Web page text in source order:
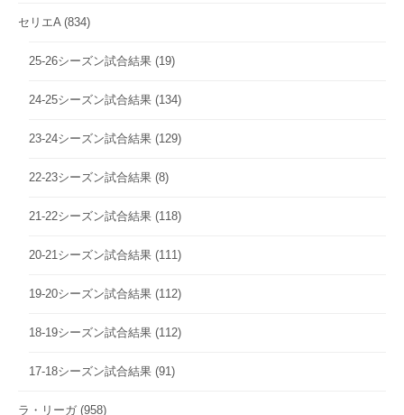
セリエA(834)
25-26シーズン試合結果 (19)
24-25シーズン試合結果 (134)
23-24シーズン試合結果 (129)
22-23シーズン試合結果 (8)
21-22シーズン試合結果 (118)
20-21シーズン試合結果 (111)
19-20シーズン試合結果 (112)
18-19シーズン試合結果 (112)
17-18シーズン試合結果 (91)
ラ・リーガ (958)